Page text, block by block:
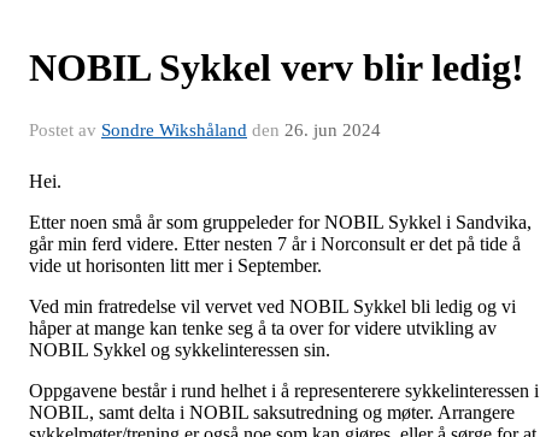
NOBIL Sykkel verv blir ledig!
Postet av Sondre Wikshåland den 26. jun 2024
Hei.
Etter noen små år som gruppeleder for NOBIL Sykkel i Sandvika,
går min ferd videre. Etter nesten 7 år i Norconsult er det på tide å
vide ut horisonten litt mer i September.
Ved min fratredelse vil vervet ved NOBIL Sykkel bli ledig og vi
håper at mange kan tenke seg å ta over for videre utvikling av
NOBIL Sykkel og sykkelinteressen sin.
Oppgavene består i rund helhet i å representerere sykkelinteressen i
NOBIL, samt delta i NOBIL saksutredning og møter. Arrangere